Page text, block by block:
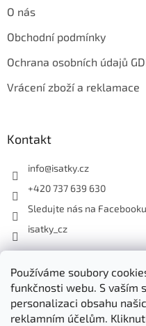
Používáme soubory
funkčnosti webu. S vaším
personalizaci obsahu
reklamním účelům.
O nás
Obchodní podmínky
Ochrana osobních údajů
Vrácení zboží a reklamace
Kontakt
info@isatky.cz
+420 737 639 630
Sledujte nás na Facebooku
isatky_cz
Odebírat newsletter
Vložte svůj e-mail a my vám
produktech na našem e-shopu.